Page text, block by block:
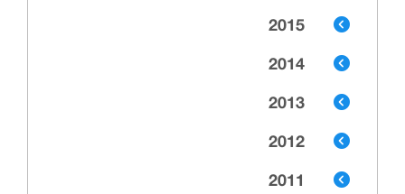
2015
2014
2013
2012
2011